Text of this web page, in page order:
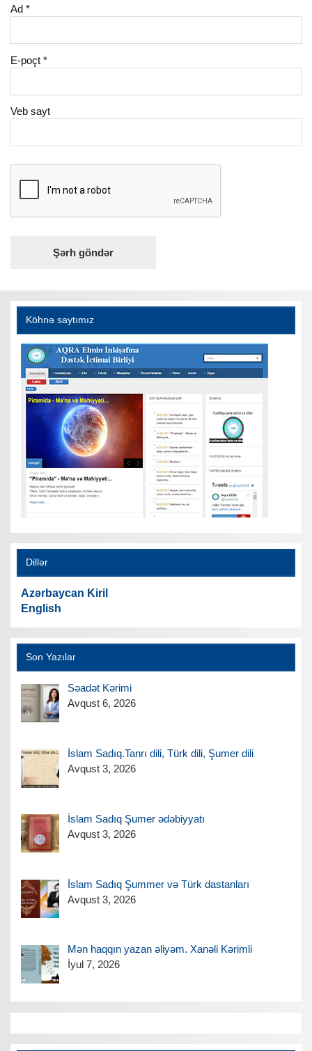
Ad*
E-poçt*
Veb sayt
Köhnə saytımız
Dillər
Azərbaycan Kiril
English
Son Yazılar
Səadət Kərimi
Avqust 6, 2026
İslam Sadıq.Tanrı dili, Türk dili, Şumer dili
Avqust 3, 2026
İslam Sadıq Şumer ədəbiyyatı
Avqust 3, 2026
İslam Sadıq Şummer və Türk dastanları
Avqust 3, 2026
Mən haqqın yazan əliyəm. Xanəli Kərimli
İyul 7, 2026